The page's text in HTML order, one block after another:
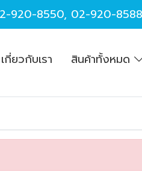
920-8550, 02-920-8588
เกี่ยวกับเรา สินค้าทั้งหมด